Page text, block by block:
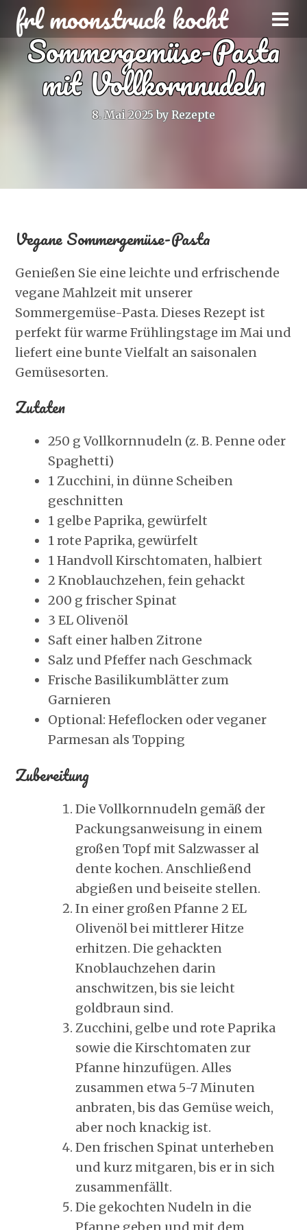
frl moonstruck kocht
Sommergemüse-Pasta
mit Vollkornnudeln
8. Mai 2025 byRezepte
Vegane Sommergemüse-Pasta
Genießen Sie eine leichte und erfrischende
vegane Mahlzeit mit unserer
Sommergemüse-Pasta. Dieses Rezept ist
perfekt für warme Frühlingstage im Mai und
liefert eine bunte Vielfalt an saisonalen
Gemüsesorten.
Zutaten
250 g Vollkornnudeln (z. B. Penne oder
Spaghetti)
1 Zucchini, in dünne Scheiben
geschnitten
1 gelbe Paprika, gewürfelt
1 rote Paprika, gewürfelt
1 Handvoll Kirschtomaten, halbiert
2 Knoblauchzehen, fein gehackt
200 g frischer Spinat
3 EL Olivenöl
Saft einer halben Zitrone
Salz und Pfeffer nach Geschmack
Frische Basilikumblätter zum
Garnieren
Optional: Hefeflocken oder veganer
Parmesan als Topping
Zubereitung
Die Vollkornnudeln gemäß der
Packungsanweisung in einem
großen Topf mit Salzwasser al
dente kochen. Anschließend
abgießen und beiseite stellen.
In einer großen Pfanne 2 EL
Olivenöl bei mittlerer Hitze
erhitzen. Die gehackten
Knoblauchzehen darin
anschwitzen, bis sie leicht
goldbraun sind.
Zucchini, gelbe und rote Paprika
sowie die Kirschtomaten zur
Pfanne hinzufügen. Alles
zusammen etwa 5-7 Minuten
anbraten, bis das Gemüse weich,
aber noch knackig ist.
Den frischen Spinat unterheben
und kurz mitgaren, bis er in sich
zusammenfällt.
Die gekochten Nudeln in die